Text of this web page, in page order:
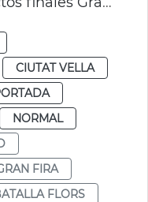
CIUTAT VELLA
NORMAL
FIRA
FLORS